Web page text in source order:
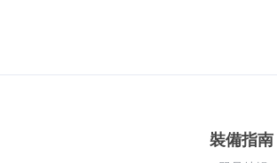
裝備指南